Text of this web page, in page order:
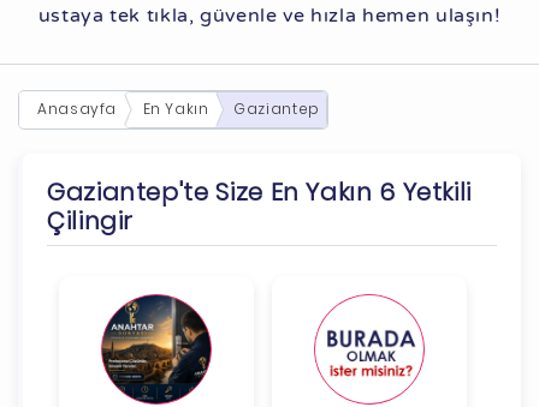
ustaya tek tıkla, güvenle ve hızla hemen ulaşın!
Anasayfa En Yakın Gaziantep
Gaziantep'te Size En Yakın 6 Yetkili
Çilingir